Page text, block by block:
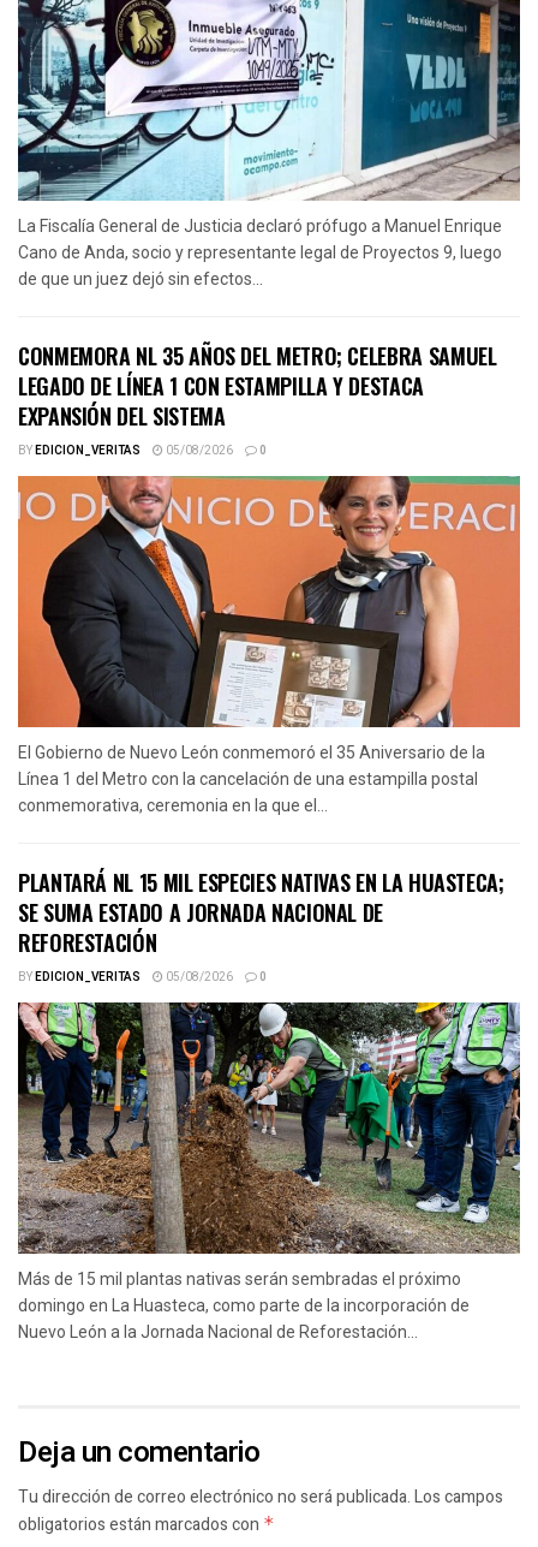
La Fiscalía General de Justicia declaró prófugo a Manuel Enrique
Cano de Anda, socio y representante legal de Proyectos 9, luego
de que un juez dejó sin efectos...
CONMEMORA NL 35 AÑOS DEL METRO; CELEBRA SAMUEL
LEGADO DE LÍNEA 1 CON ESTAMPILLA Y DESTACA
EXPANSIÓN DEL SISTEMA
BYEDICION_VERITAS 05/08/2026 0
El Gobierno de Nuevo León conmemoró el 35 Aniversario de la
Línea 1 del Metro con la cancelación de una estampilla postal
conmemorativa, ceremonia en la que el...
PLANTARÁ NL 15 MIL ESPECIES NATIVAS EN LA HUASTECA;
SE SUMA ESTADO A JORNADA NACIONAL DE
REFORESTACIÓN
BYEDICION_VERITAS 05/08/2026 0
Más de 15 mil plantas nativas serán sembradas el próximo
domingo en La Huasteca, como parte de la incorporación de
Nuevo León a la Jornada Nacional de Reforestación...
Deja un comentario
Tu dirección de correo electrónico no será publicada.Los campos
obligatorios están marcados con *